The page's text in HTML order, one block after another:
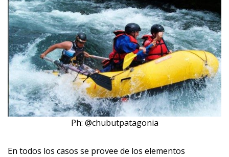
Ph: @chubutpatagonia
En todos los casos se provee de los elementos